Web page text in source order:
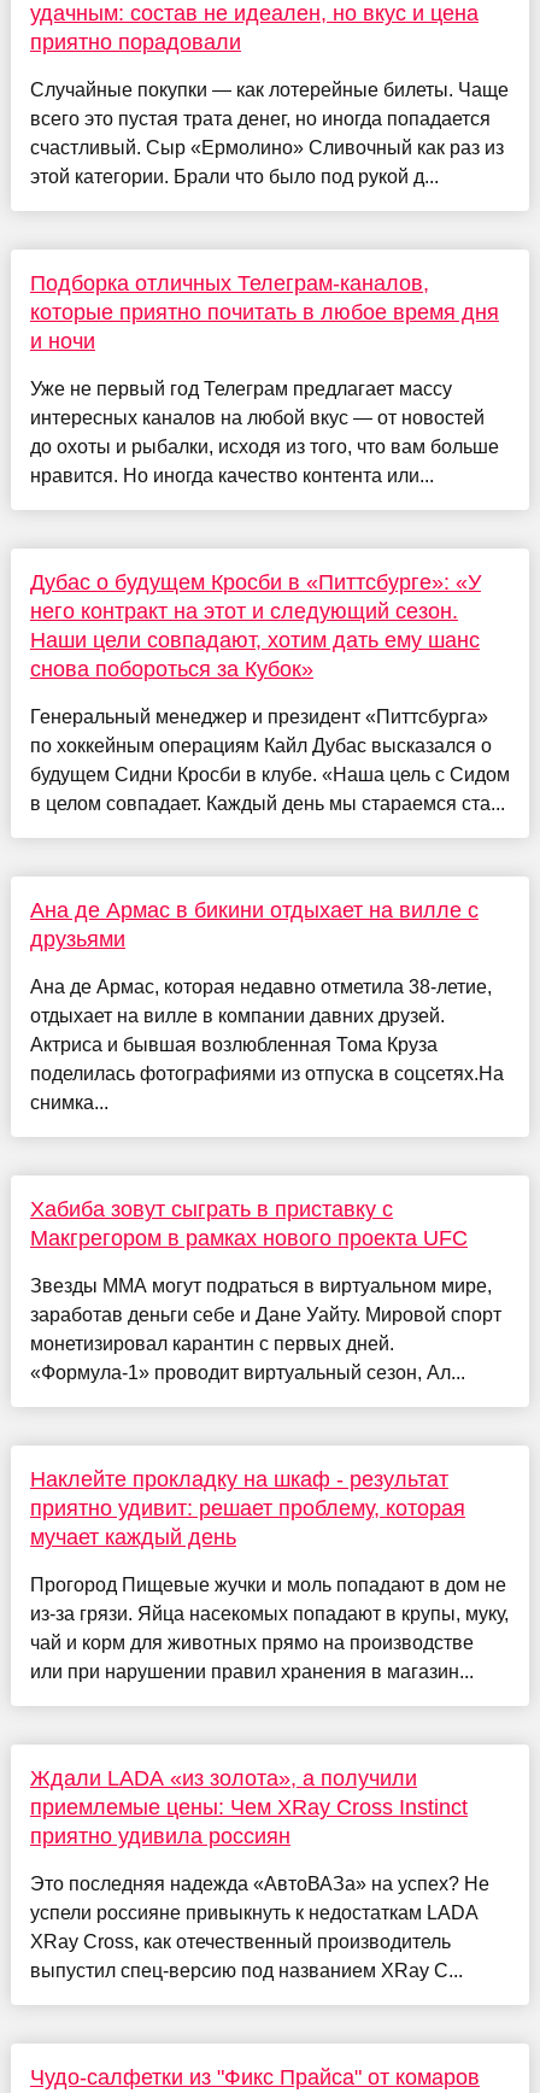
удачным: состав не идеален, но вкус и цена
приятно порадовали
Случайные покупки — как лотерейные билеты. Чаще
всего это пустая трата денег, но иногда попадается
счастливый. Сыр «Ермолино» Сливочный как раз из
этой категории. Брали что было под рукой д...
Подборка отличных Телеграм-каналов,
которые приятно почитать в любое время дня
и ночи
Уже не первый год Телеграм предлагает массу
интересных каналов на любой вкус — от новостей
до охоты и рыбалки, исходя из того, что вам больше
нравится. Но иногда качество контента или...
Дубас о будущем Кросби в «Питтсбурге»: «У
него контракт на этот и следующий сезон.
Наши цели совпадают, хотим дать ему шанс
снова побороться за Кубок»
Генеральный менеджер и президент «Питтсбурга»
по хоккейным операциям Кайл Дубас высказался о
будущем Сидни Кросби в клубе. «Наша цель с Сидом
в целом совпадает. Каждый день мы стараемся ста...
Ана де Армас в бикини отдыхает на вилле с
друзьями
Ана де Армас, которая недавно отметила 38-летие,
отдыхает на вилле в компании давних друзей.
Актриса и бывшая возлюбленная Тома Круза
поделилась фотографиями из отпуска в соцсетях.На
снимка...
Хабиба зовут сыграть в приставку с
Макгрегором в рамках нового проекта UFC
Звезды ММА могут подраться в виртуальном мире,
заработав деньги себе и Дане Уайту. Мировой спорт
монетизировал карантин с первых дней.
«Формула-1» проводит виртуальный сезон, Ал...
Наклейте прокладку на шкаф - результат
приятно удивит: решает проблему, которая
мучает каждый день
Прогород Пищевые жучки и моль попадают в дом не
из-за грязи. Яйца насекомых попадают в крупы, муку,
чай и корм для животных прямо на производстве
или при нарушении правил хранения в магазин...
Ждали LADA «из золота», а получили
приемлемые цены: Чем XRay Cross Instinct
приятно удивила россиян
Это последняя надежда «АвтоВАЗа» на успех? Не
успели россияне привыкнуть к недостаткам LADA
XRay Cross, как отечественный производитель
выпустил спец-версию под названием XRay C...
Чудо-салфетки из "Фикс Прайса" от комаров